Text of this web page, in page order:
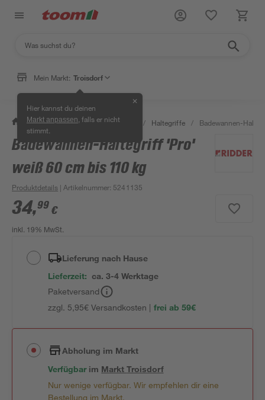
Mein Markt: Troisdorf
Hier kannst du deinen
Markt anpassen , falls er nicht
stimmt.
✕
/ Bad & Sanitär / Badsicherheit / Haltegriffe / Badewannen-
Badewannen-Haltegriff 'Pro'
weiß 60 cm bis 110 kg
Produktdetails | Artikelnummer: 5241135
34,99 €
inkl. 19% MwSt.
Lieferung nach Hause
Lieferzeit: ca. 3-4 Werktage
Paketversand
zzgl. 5,95€ Versandkosten | frei ab 59€
Abholung im Markt
Verfügbar im MarktTroisdorf
Nur wenige verfügbar. Wir empfehlen dir eine
Bestellung im Markt.